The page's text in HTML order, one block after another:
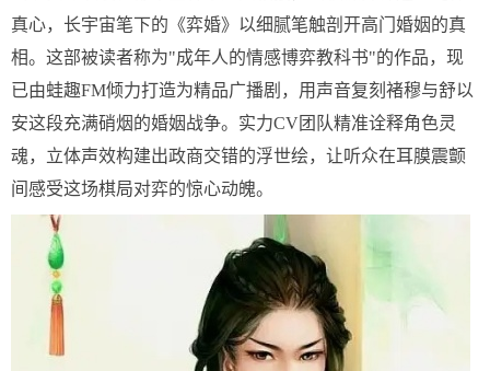
真心，长宇宙笔下的《弈婚》以细腻笔触剖开高门婚姻的真
相。这部被读者称为"成年人的情感博弈教科书"的作品，现
已由蛙趣FM倾力打造为精品广播剧，用声音复刻褚穆与舒以
安这段充满硝烟的婚姻战争。实力CV团队精准诠释角色灵
魂，立体声效构建出政商交错的浮世绘，让听众在耳膜震颤
间感受这场棋局对弈的惊心动魄。